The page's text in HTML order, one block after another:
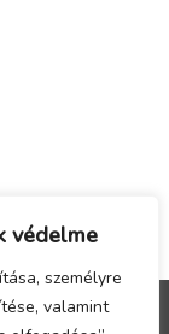
védelme
személyre
valamint